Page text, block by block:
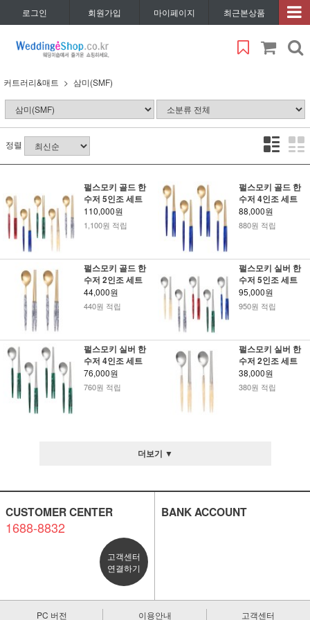
로그인 회원가입 마이페이지 최근본상품
커트러리&매트 삼미(SMF)
정렬
펄스모키 골드 한
수저 5인조 세트
110,000원
1,100원 적립
펄스모키 골드 한
수저 4인조 세트
88,000원
880원 적립
펄스모키 골드 한
수저 2인조 세트
44,000원
440원 적립
펄스모키 실버 한
수저 5인조 세트
95,000원
950원 적립
펄스모키 실버 한
수저 4인조 세트
76,000원
760원 적립
펄스모키 실버 한
수저 2인조 세트
38,000원
380원 적립
더보기 ▼
CUSTOMER CENTER
1688-8832
고객센터
연결하기
BANK ACCOUNT
PC 버전 이용안내 고객센터